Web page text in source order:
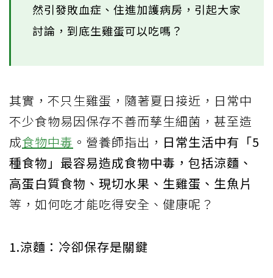
然引發敗血症、住進加護病房，引起大家
討論，到底生雞蛋可以吃嗎？
其實，不只生雞蛋，隨著夏日接近，日常中
不少食物易因保存不善而孳生細菌，甚至造
成食物中毒 。營養師指出， 日常生活中有「5
種食物」最容易造成食物中毒，包括涼麵、
高蛋白質食物、現切水果、生雞蛋、生魚片
等，如何吃才能吃得安全、健康呢？
1.涼麵：冷卻保存是關鍵